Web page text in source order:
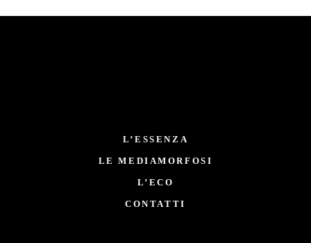
L’ESSENZA
LE MEDIAMORFOSI
L’ECO
CONTATTI